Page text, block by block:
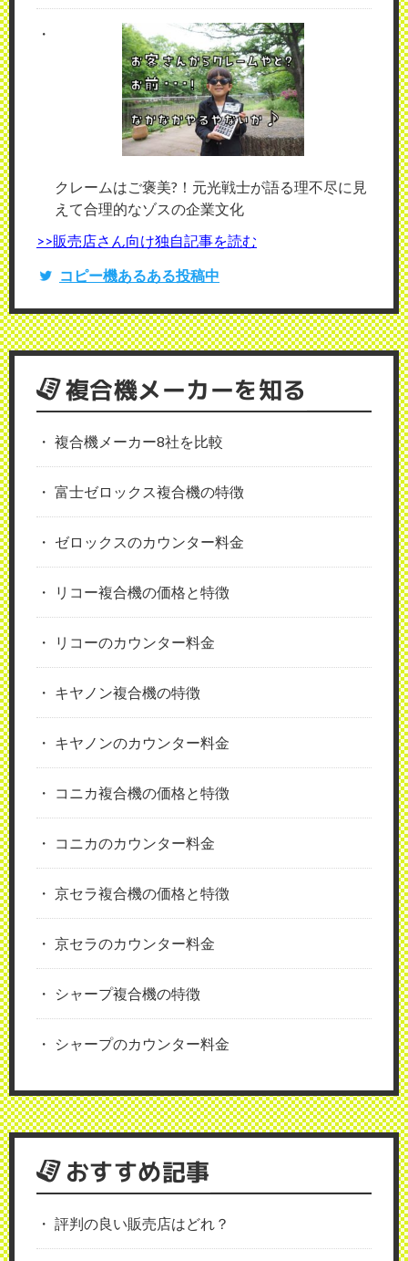
クレームはご褒美?！元光戦士が語る理不尽に見
えて合理的なゾスの企業文化
>>販売店さん向け独自記事を読む
コピー機あるある投稿中
複合機メーカーを知る
複合機メーカー8社を比較
富士ゼロックス複合機の特徴
ゼロックスのカウンター料金
リコー複合機の価格と特徴
リコーのカウンター料金
キヤノン複合機の特徴
キヤノンのカウンター料金
コニカ複合機の価格と特徴
コニカのカウンター料金
京セラ複合機の価格と特徴
京セラのカウンター料金
シャープ複合機の特徴
シャープのカウンター料金
おすすめ記事
評判の良い販売店はどれ？